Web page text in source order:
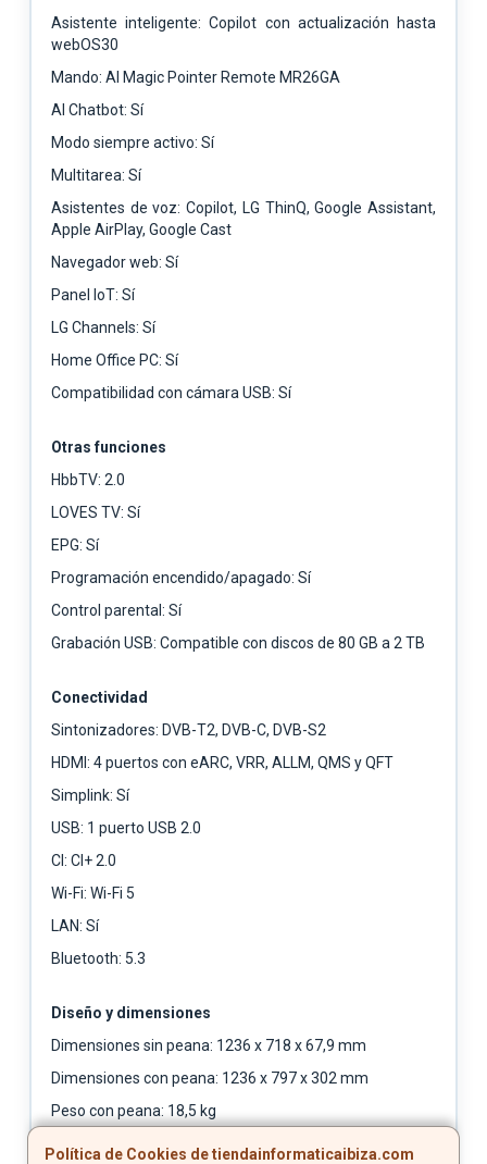
Asistente inteligente: Copilot con actualización hasta
webOS30
Mando: AI Magic Pointer Remote MR26GA
AI Chatbot: Sí
Modo siempre activo: Sí
Multitarea: Sí
Asistentes de voz: Copilot, LG ThinQ, Google Assistant,
Apple AirPlay, Google Cast
Navegador web: Sí
Panel IoT: Sí
LG Channels: Sí
Home Office PC: Sí
Compatibilidad con cámara USB: Sí
Otras funciones
HbbTV: 2.0
LOVES TV: Sí
EPG: Sí
Programación encendido/apagado: Sí
Control parental: Sí
Grabación USB: Compatible con discos de 80 GB a 2 TB
Conectividad
Sintonizadores: DVB-T2, DVB-C, DVB-S2
HDMI: 4 puertos con eARC, VRR, ALLM, QMS y QFT
Simplink: Sí
USB: 1 puerto USB 2.0
CI: CI+ 2.0
Wi-Fi: Wi-Fi 5
LAN: Sí
Bluetooth: 5.3
Diseño y dimensiones
Dimensiones sin peana: 1236 x 718 x 67,9 mm
Dimensiones con peana: 1236 x 797 x 302 mm
Peso con peana: 18,5 kg
Política de Cookies de tiendainformaticaibiza.com